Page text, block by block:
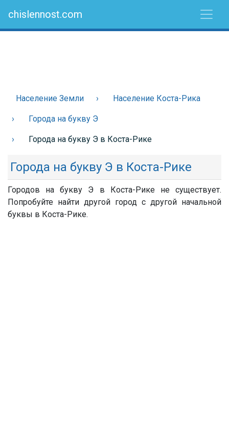
chislennost.com
Население Земли Население Коста-Рика
Города на букву Э
Города на букву Э в Коста-Рике
Города на букву Э в Коста-Рике
Городов на букву Э в Коста-Рике не существует.
Попробуйте найти другой город с другой начальной
буквы в Коста-Рике.